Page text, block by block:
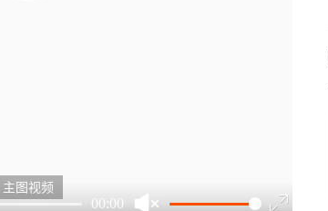
00:00
主图视频